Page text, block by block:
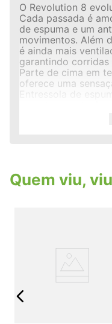
O Revolution 8
Cada passada é
de espuma e um
movimentos. Além
é ainda mais
garantindo
Parte de cima em
oferece uma
Entressola de
do balancim
A sola tem um
e na língua criam
e remover o tênis.
cima é mais
Quem viu,